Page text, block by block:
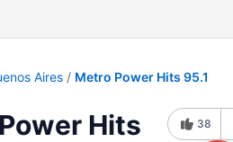
Aires Metro Power Hits 95.1
Hits
38